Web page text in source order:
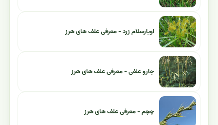
اویارسلام زرد - معرفی علف های هرز
جارو علفی - معرفی علف های هرز
چچم - معرفی علف های هرز